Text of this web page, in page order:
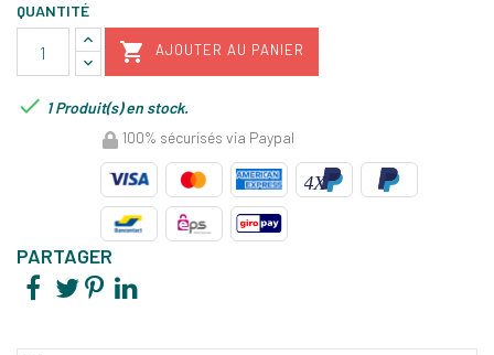
QUANTITÉ
 AJOUTER AU PANIER
 1 Produit(s) en stock.
100% sécurisés via Paypal
PARTAGER